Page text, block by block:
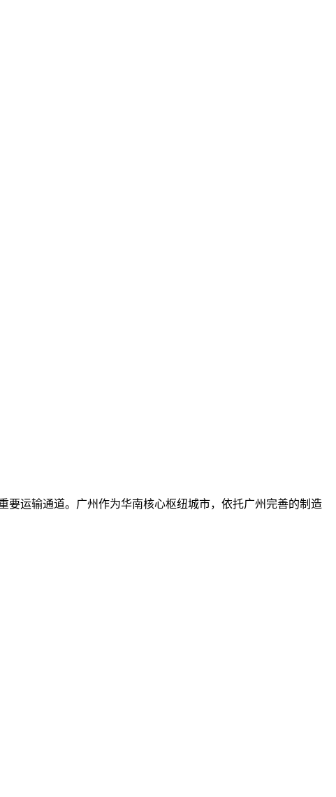
运输通道。广州作为华南核心枢纽城市，依托广州完善的制造